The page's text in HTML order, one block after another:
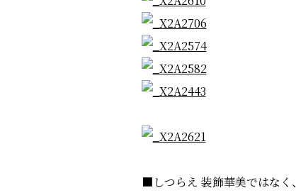
■しつらえ 装飾華美ではなく